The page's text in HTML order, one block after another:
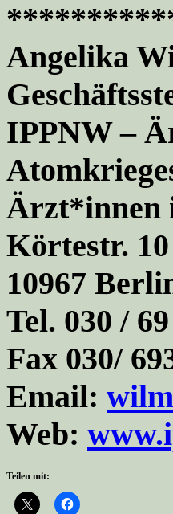
Angelika
IPPNW –
Ärzt*innen
Körtestr. 10
10967
Tel. 030 /
Fax 030/
Email:
Web:
Teilen mit: